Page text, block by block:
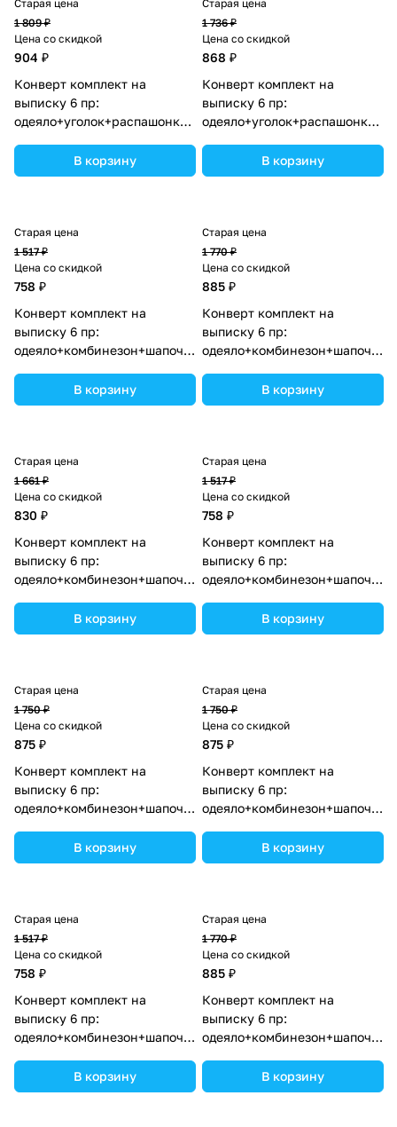
Старая цена
1 809 ₽
Цена со скидкой
904 ₽
Конверт комплект на
выписку 6 пр:
одеяло+уголок+распашонка+пеленка+чепчик+бант
ассортименте.В корзину
Старая цена
1 736 ₽
Цена со скидкой
868 ₽
Конверт комплект на
выписку 6 пр:
ассортименте.В корзину
Старая цена
1 517 ₽
Цена со скидкой
758 ₽
Конверт комплект на
выписку 6 пр:
одеяло+комбинезон+шапочка+чепчик+рукавички+бант
ассортименте.В корзину
Старая цена
1 770 ₽
Цена со скидкой
885 ₽
Конверт комплект на
выписку 6 пр:
ассортименте.В корзину
Старая цена
1 661 ₽
Цена со скидкой
830 ₽
Конверт комплект на
выписку 6 пр:
одеяло+комбинезон+шапочка+чепчик+рукавички+бант
ассортименте.В корзину
Старая цена
1 517 ₽
Цена со скидкой
758 ₽
Конверт комплект на
выписку 6 пр:
ассортименте.В корзину
Старая цена
1 750 ₽
Цена со скидкой
875 ₽
Конверт комплект на
выписку 6 пр:
одеяло+комбинезон+шапочка+чепчик+рукавички+бант
ассортименте.В корзину
Старая цена
1 750 ₽
Цена со скидкой
875 ₽
Конверт комплект на
выписку 6 пр:
ассортименте.В корзину
Старая цена
1 517 ₽
Цена со скидкой
758 ₽
Конверт комплект на
выписку 6 пр:
одеяло+комбинезон+шапочка+чепчик+рукавички+бант
ассортименте.В корзину
Старая цена
1 770 ₽
Цена со скидкой
885 ₽
Конверт комплект на
выписку 6 пр:
ассортименте.В корзину